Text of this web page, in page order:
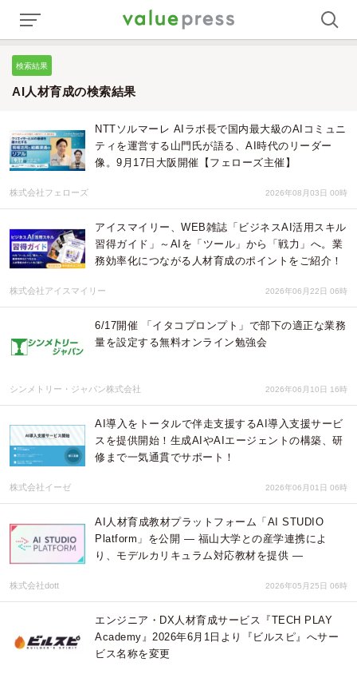
検索結果
AI人材育成の検索結果
NTTソルマーレ AIラボ長で国内最大級のAIコミュニ
ティを運営する山門氏が語る、AI時代のリーダー
像。9月17日大阪開催【フェローズ主催】
株式会社フェローズ 2026年08月03日 00時
アイスマイリー、WEB雑誌「ビジネスAI活用スキル
習得ガイド」～AIを「ツール」から「戦力」へ。業
務効率化につながる人材育成のポイントをご紹介！
株式会社アイスマイリー 2026年06月22日 06時
6/17開催 「イタコプロンプト」で部下の適正な業務
量を設定する無料オンライン勉強会
シンメトリー・ジャパン株式会社 2026年06月10日 16時
AI導入をトータルで伴走支援するAI導入支援サービ
スを提供開始！生成AIやAIエージェントの構築、研
修まで一気通貫でサポート！
株式会社イーゼ 2026年06月01日 06時
AI人材育成教材プラットフォーム「AI STUDIO
Platform」を公開 ― 福山大学との産学連携によ
り、モデルカリキュラム対応教材を提供 ―
株式会社dott 2026年05月25日 06時
エンジニア・DX人材育成サービス『TECH PLAY
Academy』2026年6月1日より『ビルスピ』へサー
ビス名称を変更